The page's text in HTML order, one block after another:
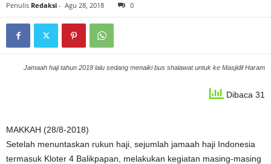
Penulis Redaksi - Agu 28, 2018 0
Jamaah haji tahun 2018 lalu sedang menaiki bus shalawat untuk ke Masjidil Haram
Dibaca 31
MAKKAH (28/8-2018)
Setelah menuntaskan rukun haji, sejumlah jamaah haji Indonesia
termasuk Kloter 4 Balikpapan, melakukan kegiatan masing-masing